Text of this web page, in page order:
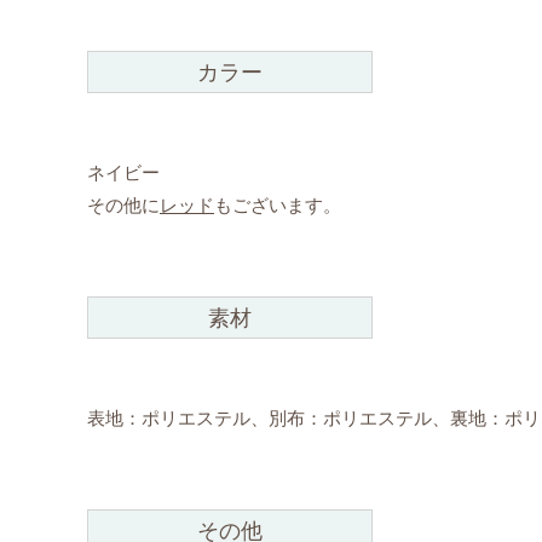
カラー
ネイビー
その他にレッド もございます。
素材
表地：ポリエステル、別布：ポリエステル、裏地：ポ
その他